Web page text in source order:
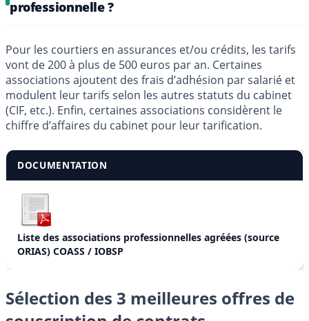
professionnelle ?
Pour les courtiers en assurances et/ou crédits, les tarifs
vont de 200 à plus de 500 euros par an. Certaines
associations ajoutent des frais d’adhésion par salarié et
modulent leur tarifs selon les autres statuts du cabinet
(CIF, etc.). Enfin, certaines associations considèrent le
chiffre d’affaires du cabinet pour leur tarification.
DOCUMENTATION
Liste des associations professionnelles agréées (source
ORIAS) COASS / IOBSP
Sélection des 3 meilleures offres de